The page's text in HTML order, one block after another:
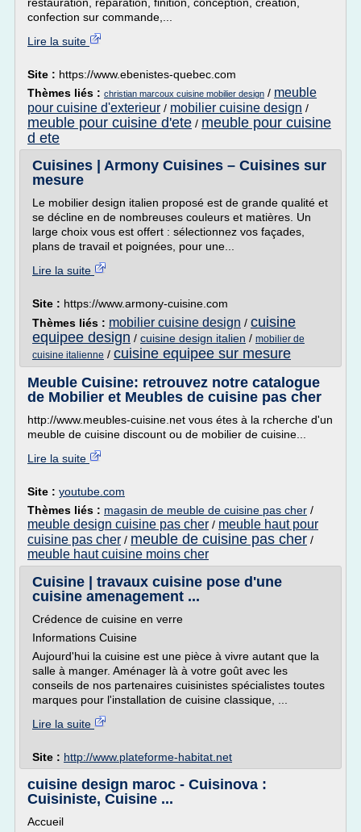
confection sur commande,...
Lire la suite
Site : https://www.ebenistes-quebec.com
Thèmes liés : christian marcoux cuisine mobilier design / meuble
pour cuisine d'exterieur / mobilier cuisine design /
meuble pour cuisine d'ete / meuble pour cuisine
d ete
Cuisines | Armony Cuisines – Cuisines sur
mesure
Le mobilier design italien proposé est de grande qualité et
se décline en de nombreuses couleurs et matières. Un
large choix vous est offert : sélectionnez vos façades,
plans de travail et poignées, pour une...
Lire la suite
Site : https://www.armony-cuisine.com
Thèmes liés : mobilier cuisine design / cuisine
equipee design / cuisine design italien / mobilier de
cuisine italienne / cuisine equipee sur mesure
Meuble Cuisine: retrouvez notre catalogue
de Mobilier et Meubles de cuisine pas cher
http://www.meubles-cuisine.net vous étes à la rcherche d'un
meuble de cuisine discount ou de mobilier de cuisine...
Lire la suite
Site : youtube.com
Thèmes liés : magasin de meuble de cuisine pas cher /
meuble design cuisine pas cher / meuble haut pour
cuisine pas cher / meuble de cuisine pas cher /
meuble haut cuisine moins cher
Cuisine | travaux cuisine pose d'une
cuisine amenagement ...
Crédence de cuisine en verre
Informations Cuisine
Aujourd'hui la cuisine est une pièce à vivre autant que la
salle à manger. Aménager là à votre goût avec les
conseils de nos partenaires cuisinistes spécialistes toutes
marques pour l'installation de cuisine classique, ...
Lire la suite
Site : http://www.plateforme-habitat.net
cuisine design maroc - Cuisinova :
Cuisiniste, Cuisine ...
Accueil